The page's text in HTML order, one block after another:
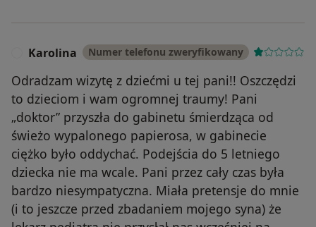
Karolina Numer telefonu zweryfikowany
Odradzam wizytę z dziećmi u tej pani!! Oszczędzi
to dzieciom i wam ogromnej traumy! Pani
„doktor” przyszła do gabinetu śmierdząca od
świeżo wypalonego papierosa, w gabinecie
ciężko było oddychać. Podejścia do 5 letniego
dziecka nie ma wcale. Pani przez cały czas była
bardzo niesympatyczna. Miała pretensje do mnie
(i to jeszcze przed zbadaniem mojego syna) że